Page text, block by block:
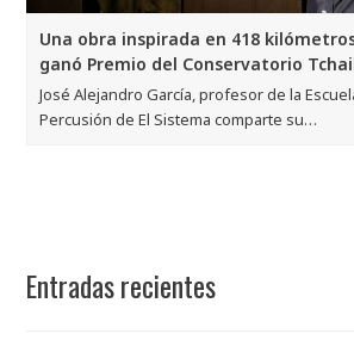
Una obra inspirada en 418
ganó Premio del Conservatorio
José Alejandro García, profesor de la
Percusión de El Sistema comparte su…